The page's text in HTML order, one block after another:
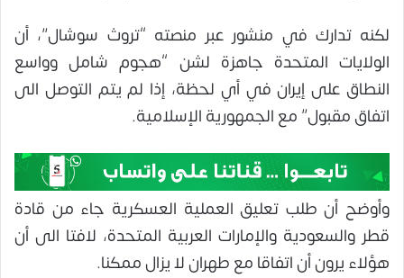
لكنه تدارك في منشور عبر منصته “تروث سوشال”، أن
الولايات المتحدة جاهزة لشن “هجوم شامل وواسع
النطاق على إيران في أي لحظة، إذا لم يتم التوصل الى
اتفاق مقبول” مع الجمهورية الإسلامية.
وأوضح أن طلب تعليق العملية العسكرية جاء من قادة
قطر والسعودية والإمارات العربية المتحدة، لافتا الى أن
هؤلاء يرون أن اتفاقا مع طهران لا يزال ممكنا.